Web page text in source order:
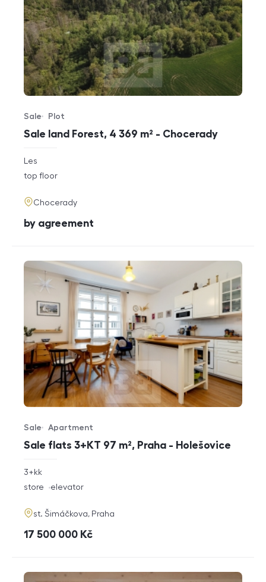
Sale land Forest, 4 369 m² - Chocerady
Offer type
Sale
Property type
Plot
rozměry
Les
funkce
top floor
adresa
Chocerady
cena
by agreement
Sale flats 3+KT 97 m², Praha - Holešovice
Offer type
Sale
Property type
Apartment
rozměry
disposition
3+kk
funkce
store elevator
adresa
st. Šimáčkova, Praha
cena
17 500 000 Kč